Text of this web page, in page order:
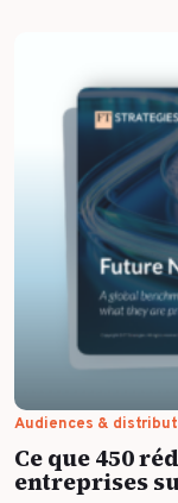
Audiences &
Ce que 450
entreprises